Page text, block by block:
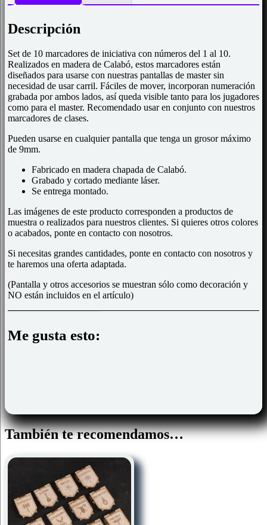
Descripción
Set de 10 marcadores de iniciativa con números del 1 al 10.
Realizados en madera de Calabó, estos marcadores están
diseñados para usarse con nuestras pantallas de master sin
necesidad de usar carril. Fáciles de mover, incorporan numeración
grabada por ambos lados, así queda visible tanto para los jugadores
como para el master. Recomendado usar en conjunto con nuestros
marcadores de clases.
Pueden usarse en cualquier pantalla que tenga un grosor máximo
de 9mm.
Fabricado en madera chapada de Calabó.
Grabado y cortado mediante láser.
Se entrega montado.
Las imágenes de este producto corresponden a productos de
muestra o realizados para nuestros clientes. Si quieres otros colores
o acabados, ponte en contacto con nosotros.
Si necesitas grandes cantidades, ponte en contacto con nosotros y
te haremos una oferta adaptada.
(Pantalla y otros accesorios se muestran sólo como decoración y
NO están incluidos en el artículo)
Me gusta esto:
También te recomendamos…